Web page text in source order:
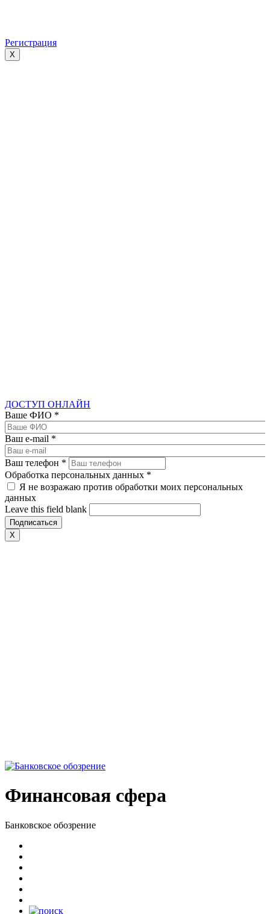
Регистрация
X
ДОСТУП ОНЛАЙН
Ваше ФИО *
Ваш e-mail *
Ваш телефон *
Обработка персональных данных *
Я не возражаю против обработки моих персональных
данных
Leave this field blank
X
Финансовая сфера
Банковское обозрение